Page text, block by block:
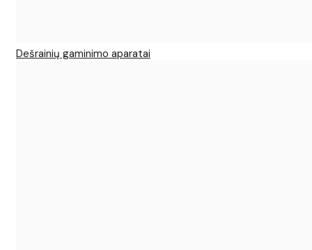
Dešrainių gaminimo aparatai